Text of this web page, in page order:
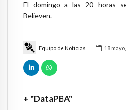
Equipo de Noticias 18
+ "DataPBA"
El domingo a las 20 horas
Believen.